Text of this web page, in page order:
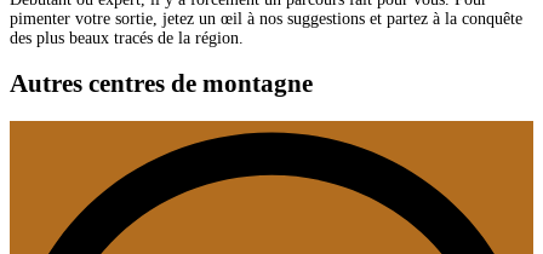
pimenter votre sortie, jetez un œil à nos suggestions et partez à la conquête
des plus beaux tracés de la région.
Autres centres de montagne